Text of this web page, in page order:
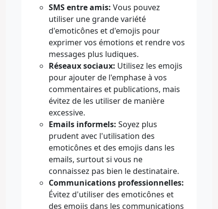
SMS entre amis: Vous pouvez
utiliser une grande variété
d'emoticônes et d'emojis pour
exprimer vos émotions et rendre vos
messages plus ludiques.
Réseaux sociaux: Utilisez les emojis
pour ajouter de l'emphase à vos
commentaires et publications, mais
évitez de les utiliser de manière
excessive.
Emails informels: Soyez plus
prudent avec l'utilisation des
emoticônes et des emojis dans les
emails, surtout si vous ne
connaissez pas bien le destinataire.
Communications professionnelles:
Évitez d'utiliser des emoticônes et
des emojis dans les communications